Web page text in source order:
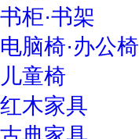
书柜·书架
电脑椅·办公椅
儿童椅
红木家具